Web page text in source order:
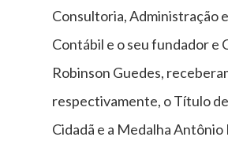
Consultoria, Administração
Contábil e o seu fundador e
Robinson Guedes,
respectivamente, o Título
Cidadã e a Medalha